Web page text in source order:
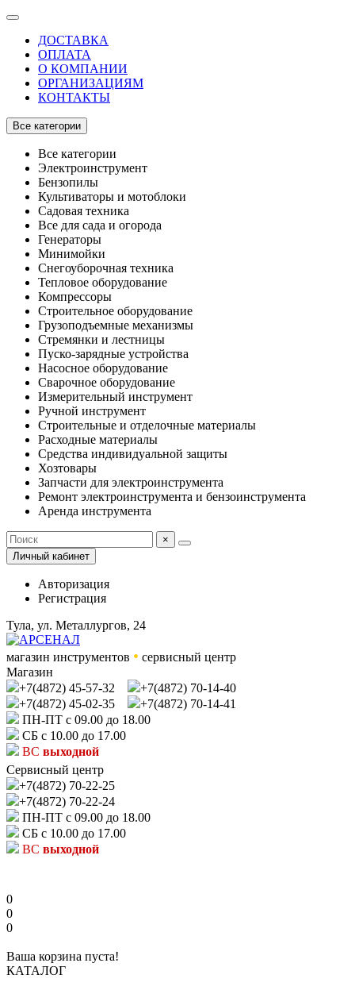
ДОСТАВКА
ОПЛАТА
О КОМПАНИИ
ОРГАНИЗАЦИЯМ
КОНТАКТЫ
Все категории
Все категории
Электроинструмент
Бензопилы
Культиваторы и мотоблоки
Садовая техника
Все для сада и огорода
Генераторы
Минимойки
Снегоуборочная техника
Тепловое оборудование
Компрессоры
Строительное оборудование
Грузоподъемные механизмы
Стремянки и лестницы
Пуско-зарядные устройства
Насосное оборудование
Сварочное оборудование
Измерительный инструмент
Ручной инструмент
Строительные и отделочные материалы
Расходные материалы
Средства индивидуальной защиты
Хозтовары
Запчасти для электроинструмента
Ремонт электроинструмента и бензоинструмента
Аренда инструмента
×
Личный кабинет
Авторизация
Регистрация
Тула, ул. Металлургов, 24
магазин инструментов • сервисный центр
Магазин
+7(4872) 45-57-32
+7(4872) 70-14-40
+7(4872) 45-02-35
+7(4872) 70-14-41
ПН-ПТ с 09.00 до 18.00
СБ с 10.00 до 17.00
ВС выходной
Сервисный центр
+7(4872) 70-22-25
+7(4872) 70-22-24
ПН-ПТ с 09.00 до 18.00
СБ с 10.00 до 17.00
ВС выходной
0
0
0
Ваша корзина пуста!
КАТАЛОГ